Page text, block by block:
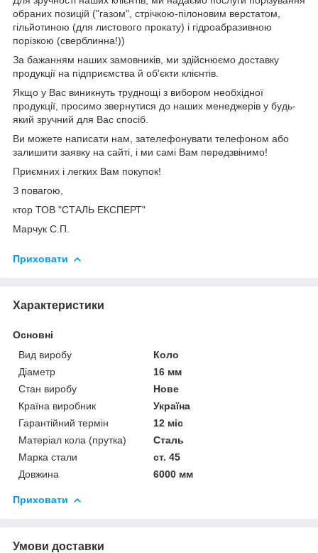
обраних позицій ("газом", стрічкою-пілоновим верстатом,
гільйотиною (для листового прокату) і гідроабразивною
порізкою (сверблинна!))
За бажанням наших замовників, ми здійснюємо доставку
продукції на підприємства й об'єкти клієнтів.
Якщо у Вас виникнуть труднощі з вибором необхідної
продукції, просимо звернутися до наших менеджерів у будь-
який зручний для Вас спосіб.
Ви можете написати нам, зателефонувати телефоном або
залишити заявку на сайті, і ми самі Вам передзвінимо!
Приємних і легких Вам покупок!
З повагою,
ктор ТОВ "СТАЛЬ ЕКСПЕРТ"
Марчук С.П.
Приховати
Характеристики
Основні
Вид виробу
Коло
Діаметр
16 мм
Стан виробу
Нове
Країна виробник
Україна
Гарантійний термін
12 міс
Матеріал кола (прутка)
Сталь
Марка стали
ст. 45
Довжина
6000 мм
Приховати
Умови доставки